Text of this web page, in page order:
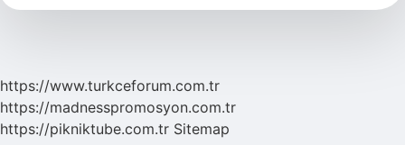
Bebeğe
https://www.turkceforum.com.tr
https://madnesspromosyon.com.tr
https://pikniktube.com.tr Sitemap